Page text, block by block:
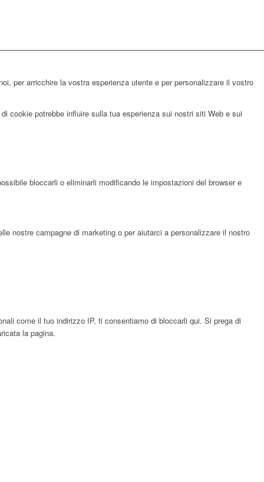
per arricchire la vostra esperienza utente e per personalizzare il vostro
cookie potrebbe influire sulla tua esperienza sui nostri siti Web e sui
bloccarli o eliminarli modificando le impostazioni del browser e
nostre campagne di marketing o per aiutarci a personalizzare il nostro
come il tuo indirizzo IP, ti consentiamo di bloccarli qui. Si prega di
la pagina.